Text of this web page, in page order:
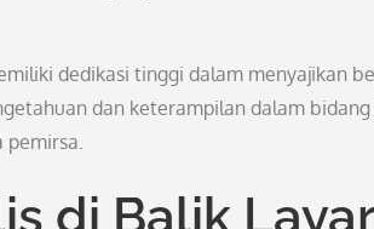
dedikasi tinggi dalam menyajikan
dan keterampilan dalam
pemirsa.
di Balik Layar